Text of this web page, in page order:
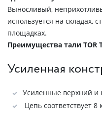
Выносливый,
используется на складах,
площадках.
Преимущества тали TOR
Усиленная
Усиленные верхний
Цепь соответствует 8